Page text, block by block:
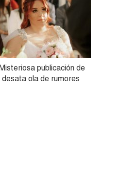
publicación de
ola de rumores